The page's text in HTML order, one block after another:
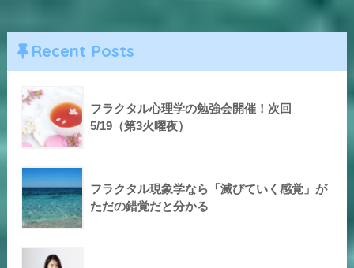
Recent Posts
フラクタル心理学の勉強会開催！次回
5/19（第3火曜夜）
フラクタル現象学なら「滅びていく感覚」が
ただの錯覚だと分かる